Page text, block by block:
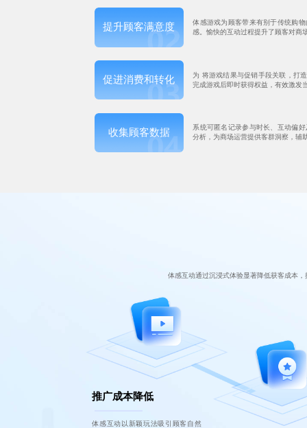
提升顾客满意度
体感游戏为顾客带来有别于传统购
感。愉快的互动过程提升了顾客对商
促进消费和转化
为 将游戏结果与促销手段关联，打
完成游戏后即时获得权益，有效激发
收集顾客数据
系统可匿名记录参与时长、互动偏
分析，为商场运营提供客群洞察，辅
体感互动通过沉浸式体验显著降低获客成本
推广成本降低
体感互动以新颖玩法吸引顾客自然